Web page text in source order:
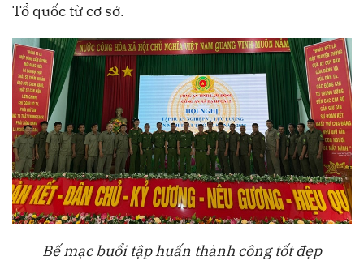
Tổ quốc từ cơ sở.
Bế mạc buổi tập huấn thành công tốt đẹp